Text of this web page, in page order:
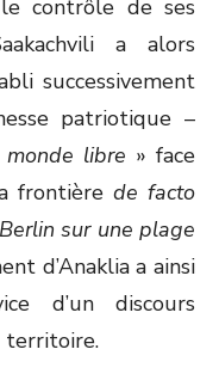
contrôle de ses
a alors
successivement
patriotique –
monde libre » face
frontière de facto
sur une plage
d’Anaklia a ainsi
d’un discours
territoire.